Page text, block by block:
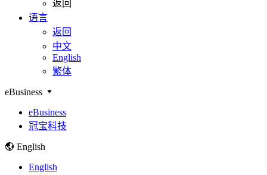
返回
语言
返回
中文
English
繁体
eBusiness
eBusiness
冠宝科技
English
English